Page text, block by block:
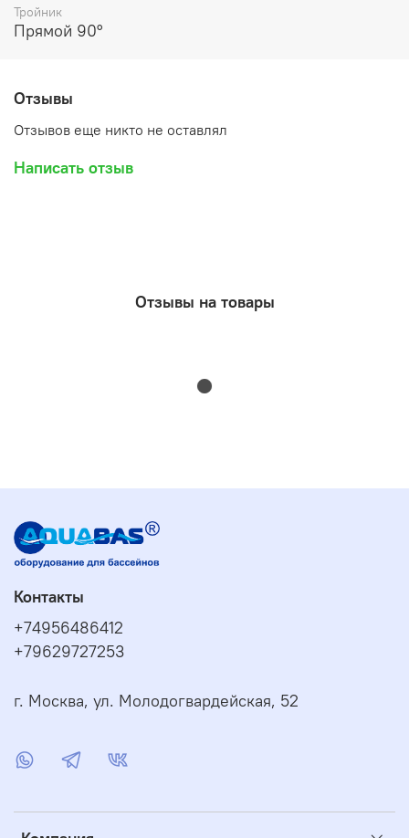
Тройник
Прямой 90°
Отзывы
Отзывов еще никто не оставлял
Написать отзыв
Отзывы на товары
Контакты
+74956486412
+79629727253
г. Москва, ул. Молодогвардейская, 52